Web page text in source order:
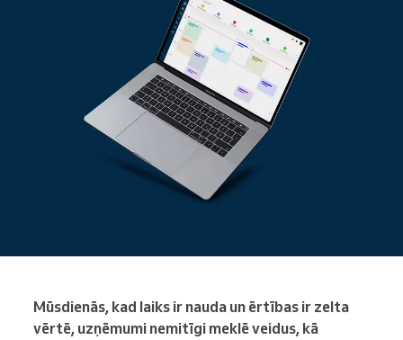
Mūsdienās, kad laiks ir nauda un ērtības ir zelta
vērtē, uzņēmumi nemitīgi meklē veidus, kā